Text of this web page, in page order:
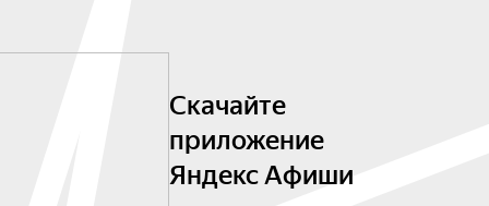
Скачайте
приложение
Яндекс Афиши